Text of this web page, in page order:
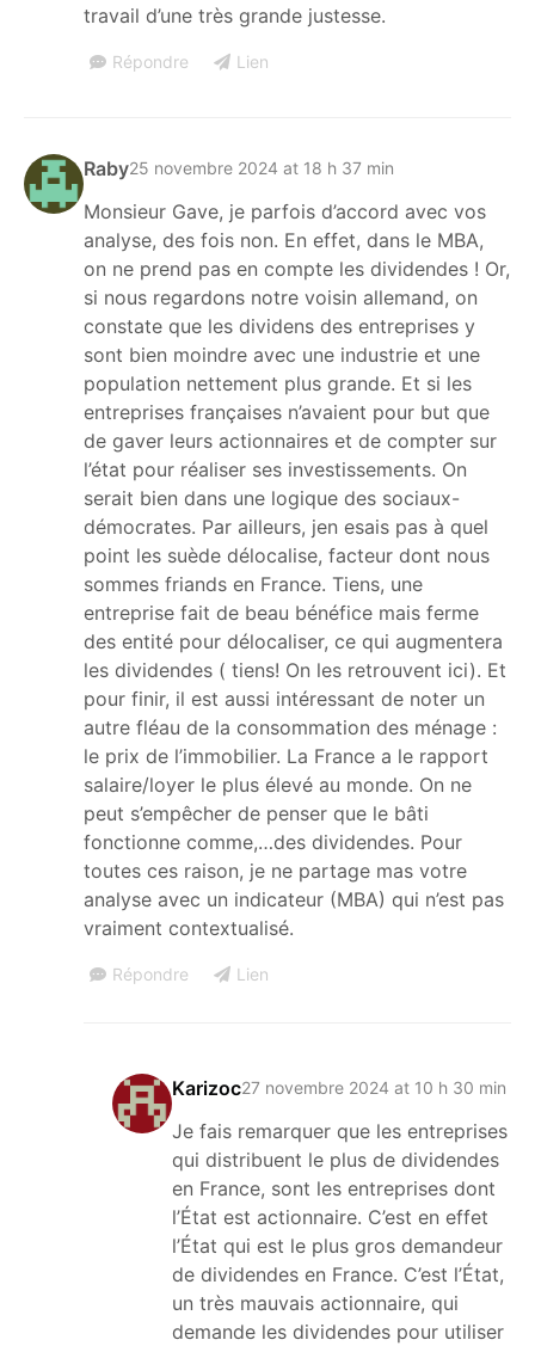
travail d’une très grande justesse.
Répondre Lien
Raby25 novembre 2024 at 18 h 37 min
Monsieur Gave, je parfois d’accord avec vos
analyse, des fois non. En effet, dans le MBA,
on ne prend pas en compte les dividendes ! Or,
si nous regardons notre voisin allemand, on
constate que les dividens des entreprises y
sont bien moindre avec une industrie et une
population nettement plus grande. Et si les
entreprises françaises n’avaient pour but que
de gaver leurs actionnaires et de compter sur
l’état pour réaliser ses investissements. On
serait bien dans une logique des sociaux-
démocrates. Par ailleurs, jen esais pas à quel
point les suède délocalise, facteur dont nous
sommes friands en France. Tiens, une
entreprise fait de beau bénéfice mais ferme
des entité pour délocaliser, ce qui augmentera
les dividendes ( tiens! On les retrouvent ici). Et
pour finir, il est aussi intéressant de noter un
autre fléau de la consommation des ménage :
le prix de l’immobilier. La France a le rapport
salaire/loyer le plus élevé au monde. On ne
peut s’empêcher de penser que le bâti
fonctionne comme,…des dividendes. Pour
toutes ces raison, je ne partage mas votre
analyse avec un indicateur (MBA) qui n’est pas
vraiment contextualisé.
Répondre Lien
Karizoc27 novembre 2024 at 10 h 30 min
Je fais remarquer que les entreprises
qui distribuent le plus de dividendes
en France, sont les entreprises dont
l’État est actionnaire. C’est en effet
l’État qui est le plus gros demandeur
de dividendes en France. C’est l’État,
un très mauvais actionnaire, qui
demande les dividendes pour utiliser